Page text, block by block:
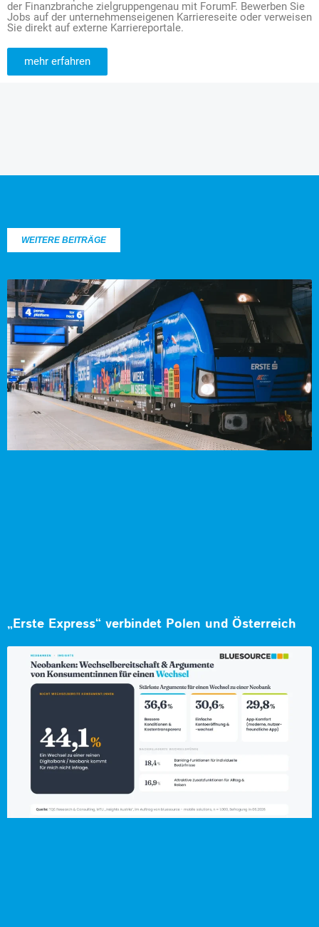
der Finanzbranche zielgruppengenau mit ForumF. Bewerben Sie
Jobs auf der unternehmenseigenen Karriereseite oder verweisen
Sie direkt auf externe Karriereportale.
mehr erfahren
WEITERE BEITRÄGE
„Erste Express“ verbindet Polen und Österreich